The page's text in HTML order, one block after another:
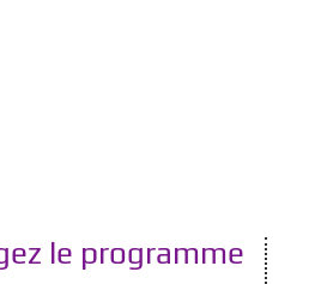
le programme